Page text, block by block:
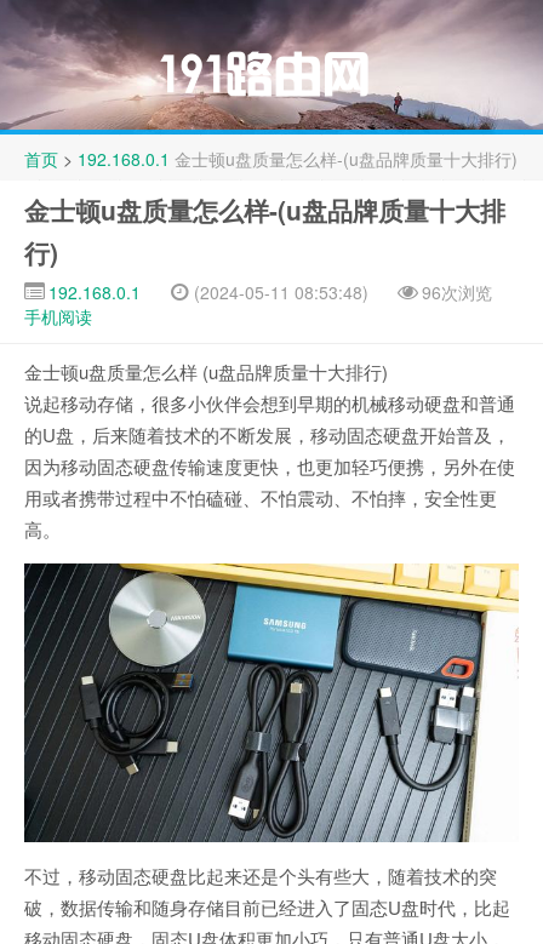
首页 > 192.168.0.1 金士顿u盘质量怎么样-(u盘品牌质量十大排行)
金士顿u盘质量怎么样-(u盘品牌质量十大排
行)
192.168.0.1 (2024-05-11 08:53:48)
96次浏览
手机阅读
金士顿u盘质量怎么样 (u盘品牌质量十大排行)
说起移动存储，很多小伙伴会想到早期的机械移动硬盘和普通
的U盘，后来随着技术的不断发展，移动固态硬盘开始普及，
因为移动固态硬盘传输速度更快，也更加轻巧便携，另外在使
用或者携带过程中不怕磕碰、不怕震动、不怕摔，安全性更
高。
不过，移动固态硬盘比起来还是个头有些大，随着技术的突
破，数据传输和随身存储目前已经进入了固态U盘时代，比起
移动固态硬盘，固态U盘体积更加小巧，只有普通U盘大小，